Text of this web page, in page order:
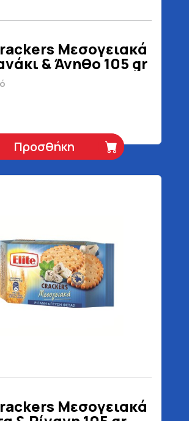
Μεσογειακά
& Άνηθο 105 gr
Προσθήκη
Μεσογειακά